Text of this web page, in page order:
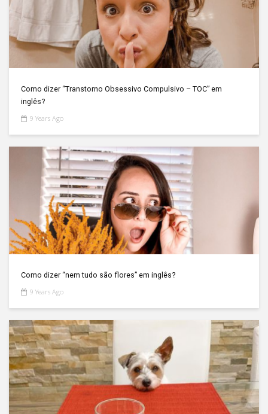
Como dizer “Transtorno Obsessivo Compulsivo – TOC” em
inglês?
9 Years Ago
Como dizer “nem tudo são flores” em inglês?
9 Years Ago